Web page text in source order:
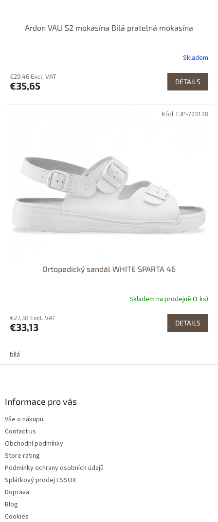
Ardon VALI S2 mokasína Bílá pratelná mokasína
Skladem
€29,46 Excl. VAT
€35,65 DETAILS
Ortopedický sandál WHITE SPARTA 46
Skladem na prodejně (1 ks)
€27,38 Excl. VAT
€33,13 DETAILS
bílá
Kód: FJP-723128
Informace pro vás
Vše o nákupu
Contact us
Obchodní podmínky
Store rating
Podmínky ochrany osobních údajů
Splátkový prodej ESSOX
Doprava
Blog
Cookies